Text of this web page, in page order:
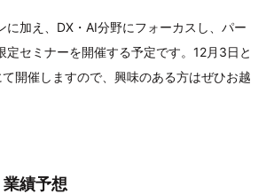
に加え、DX・AI分野にフォーカスし、パー
定セミナーを開催する予定です。12月3日と
開催しますので、興味のある方はぜひお越
績予想